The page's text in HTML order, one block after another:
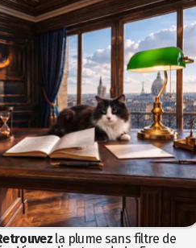
la plume sans filtre de